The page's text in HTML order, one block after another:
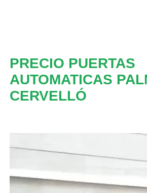
PRECIO PUERTAS
AUTOMATICAS
CERVELLÓ